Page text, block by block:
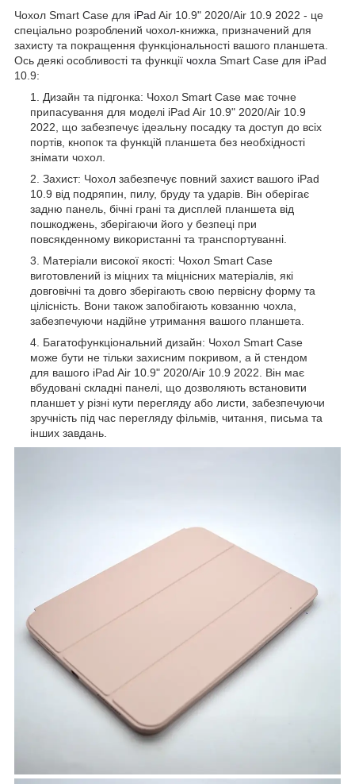
Чохол Smart Case для iPad Air 10.9" 2020/Air 10.9 2022 - це
спеціально розроблений чохол-книжка, призначений для
захисту та покращення функціональності вашого планшета.
Ось деякі особливості та функції чохла Smart Case для iPad
10.9:
Дизайн та підгонка: Чохол Smart Case має точне
припасування для моделі iPad Air 10.9" 2020/Air 10.9
2022, що забезпечує ідеальну посадку та доступ до всіх
портів, кнопок та функцій планшета без необхідності
знімати чохол.
Захист: Чохол забезпечує повний захист вашого iPad
10.9 від подряпин, пилу, бруду та ударів. Він оберігає
задню панель, бічні грані та дисплей планшета від
пошкоджень, зберігаючи його у безпеці при
повсякденному використанні та транспортуванні.
Матеріали високої якості: Чохол Smart Case
виготовлений із міцних та міцнісних матеріалів, які
довговічні та довго зберігають свою первісну форму та
цілісність. Вони також запобігають ковзанню чохла,
забезпечуючи надійне утримання вашого планшета.
Багатофункціональний дизайн: Чохол Smart Case
може бути не тільки захисним покривом, а й стендом
для вашого iPad Air 10.9" 2020/Air 10.9 2022. Він має
вбудовані складні панелі, що дозволяють встановити
планшет у різні кути перегляду або листи, забезпечуючи
зручність під час перегляду фільмів, читання, письма та
інших завдань.